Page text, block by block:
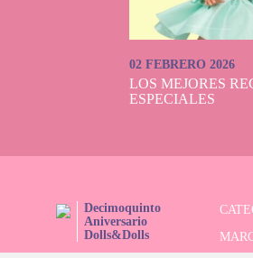
02 FEBRERO 2026
LOS MEJORES
ESPECIALES
Decimoquinto
Aniversario
Dolls&Dolls